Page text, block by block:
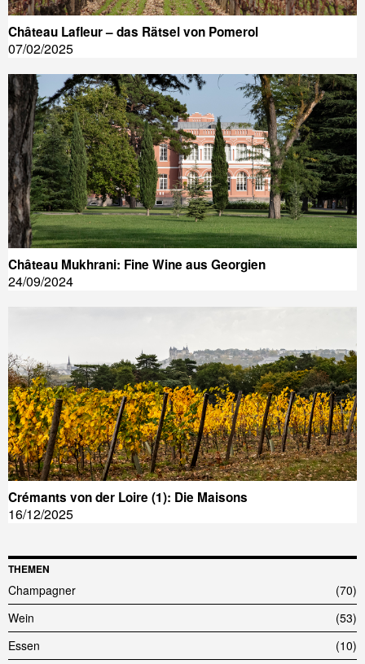
Château Lafleur – das Rätsel von Pomerol
07/02/2025
Château Mukhrani: Fine Wine aus Georgien
24/09/2024
Crémants von der Loire (1): Die Maisons
16/12/2025
THEMEN
Champagner
70
Wein
53
Essen
10